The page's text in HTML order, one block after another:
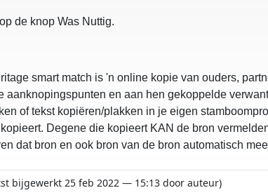
de knop Was Nuttig.
smart match is 'n online kopie van ouders,
aanknopingspunten en aan hen gekoppelde
of tekst kopiëren/plakken in je eigen
Degene die kopieert KAN de bron
dat bron en ook bron van de bron automatisch
bijgewerkt 25 feb 2022 — 15:13 door auteur)